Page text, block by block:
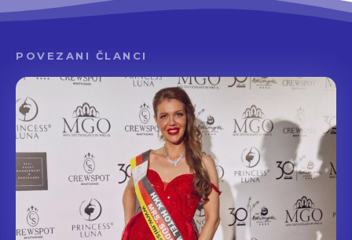
POVEZANI ČLANCI